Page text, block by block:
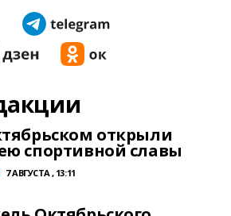
открыли
спортивной славы
7 АВГУСТА , 13:11